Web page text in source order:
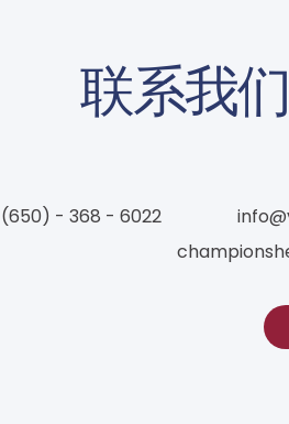
联系我
(650) - 368 - 6022